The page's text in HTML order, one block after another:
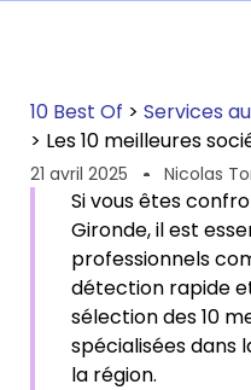
10 Best Of > Services
> Les 10 meilleures
21 avril 2025 Nicolas
Si vous êtes
Gironde, il est
professionnels
détection rapide
sélection des 10
spécialisées dans
la région.